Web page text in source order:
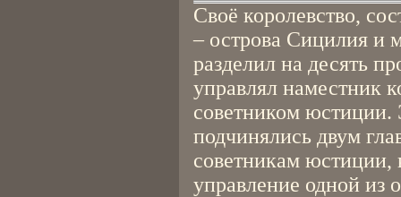
Своё королевство,
– острова Сицилия и
разделил на десять
управлял наместник
советником
подчинялись двум
советникам юстиции,
управление одной из